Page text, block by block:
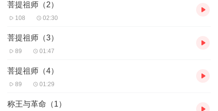
菩提祖师（2）
108 02:30
菩提祖师（3）
89 01:47
菩提祖师（4）
89 01:29
称王与革命（1）